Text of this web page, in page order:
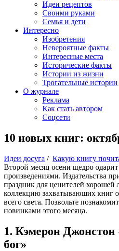
Идеи рецептов
Своими руками
Семья и дети
Интересно
Изобретения
Невероятные факты
Интересные места
Исторические факты
Истории из жизни
Трогательные истории
О журнале
Реклама
Как стать автором
Соцсети
10 новых книг:
Идеи досуга / Какую книгу
Второй месяц осени щедро
произведениями. Издательства
праздник для ценителей хорошей
коллекцию захватывающих книг
всего света. Позвольте
новинками этого месяца.
1. Кэмерон
бог»